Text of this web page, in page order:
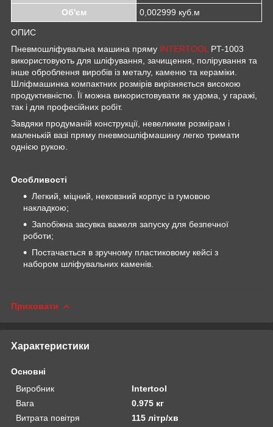
Об'єм
0,002999 куб.м
ОПИС
Пневмошліфувальна машина пряму INTERTOOL PT-1003
використовують для шліфування, зачищення, полірування та
інше оброблення виробів із металу, каменю та кераміки.
Шліфмашинка компактних розмірів вирізняється високою
продуктивністю. Її можна використовувати як удома, у гаражі,
так і для професійних робіт.
Завдяки продуманій конструкції, невеликим розмірам і
маленькій вазі пряму пневмошліфмашину легко тримати
однією рукою.
Особливості
Легкий, міцний, нековзний корпус із гумовою
накладкою;
Запобіжна засувка важеля запуску для безпечної
роботи;
Постачається в зручному пластиковому кейсі з
набором шліфувальних каменів.
Приховати
Характеристики
Основні
Виробник
Intertool
Вага
0.975 кг
Витрата повітря
115 літр/хв